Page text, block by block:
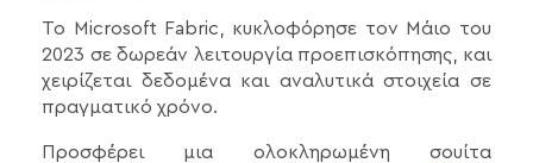
Το Microsoft Fabric, κυκλοφόρησε τον Μάιο του
2023 σε δωρεάν λειτουργία προεπισκόπησης, και
χειρίζεται δεδομένα και αναλυτικά στοιχεία σε
πραγματικό χρόνο.
Προσφέρει μια ολοκληρωμένη σουίτα